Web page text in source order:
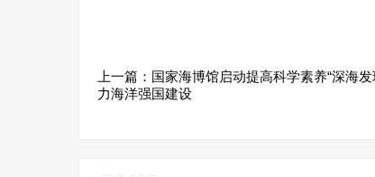
上一篇： 国家海博馆启动提高科学素养“深海发
力海洋强国建设